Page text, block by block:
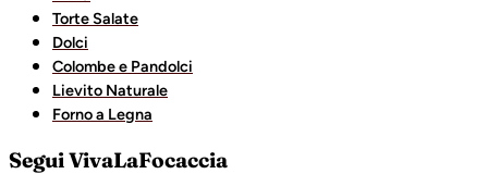
Torte Salate
Dolci
Colombe e Pandolci
Lievito Naturale
Forno a Legna
Segui VivaLaFocaccia